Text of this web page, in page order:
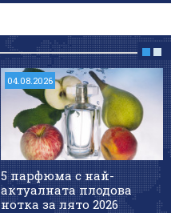
04.08.2026
5 парфюма с най-
актуалната плодова
нотка за лято 2026